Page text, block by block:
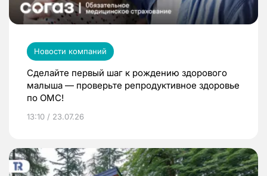
Новости компаний
Сделайте первый шаг к рождению здорового
малыша — проверьте репродуктивное здоровье
по ОМС!
13:10 / 23.07.26